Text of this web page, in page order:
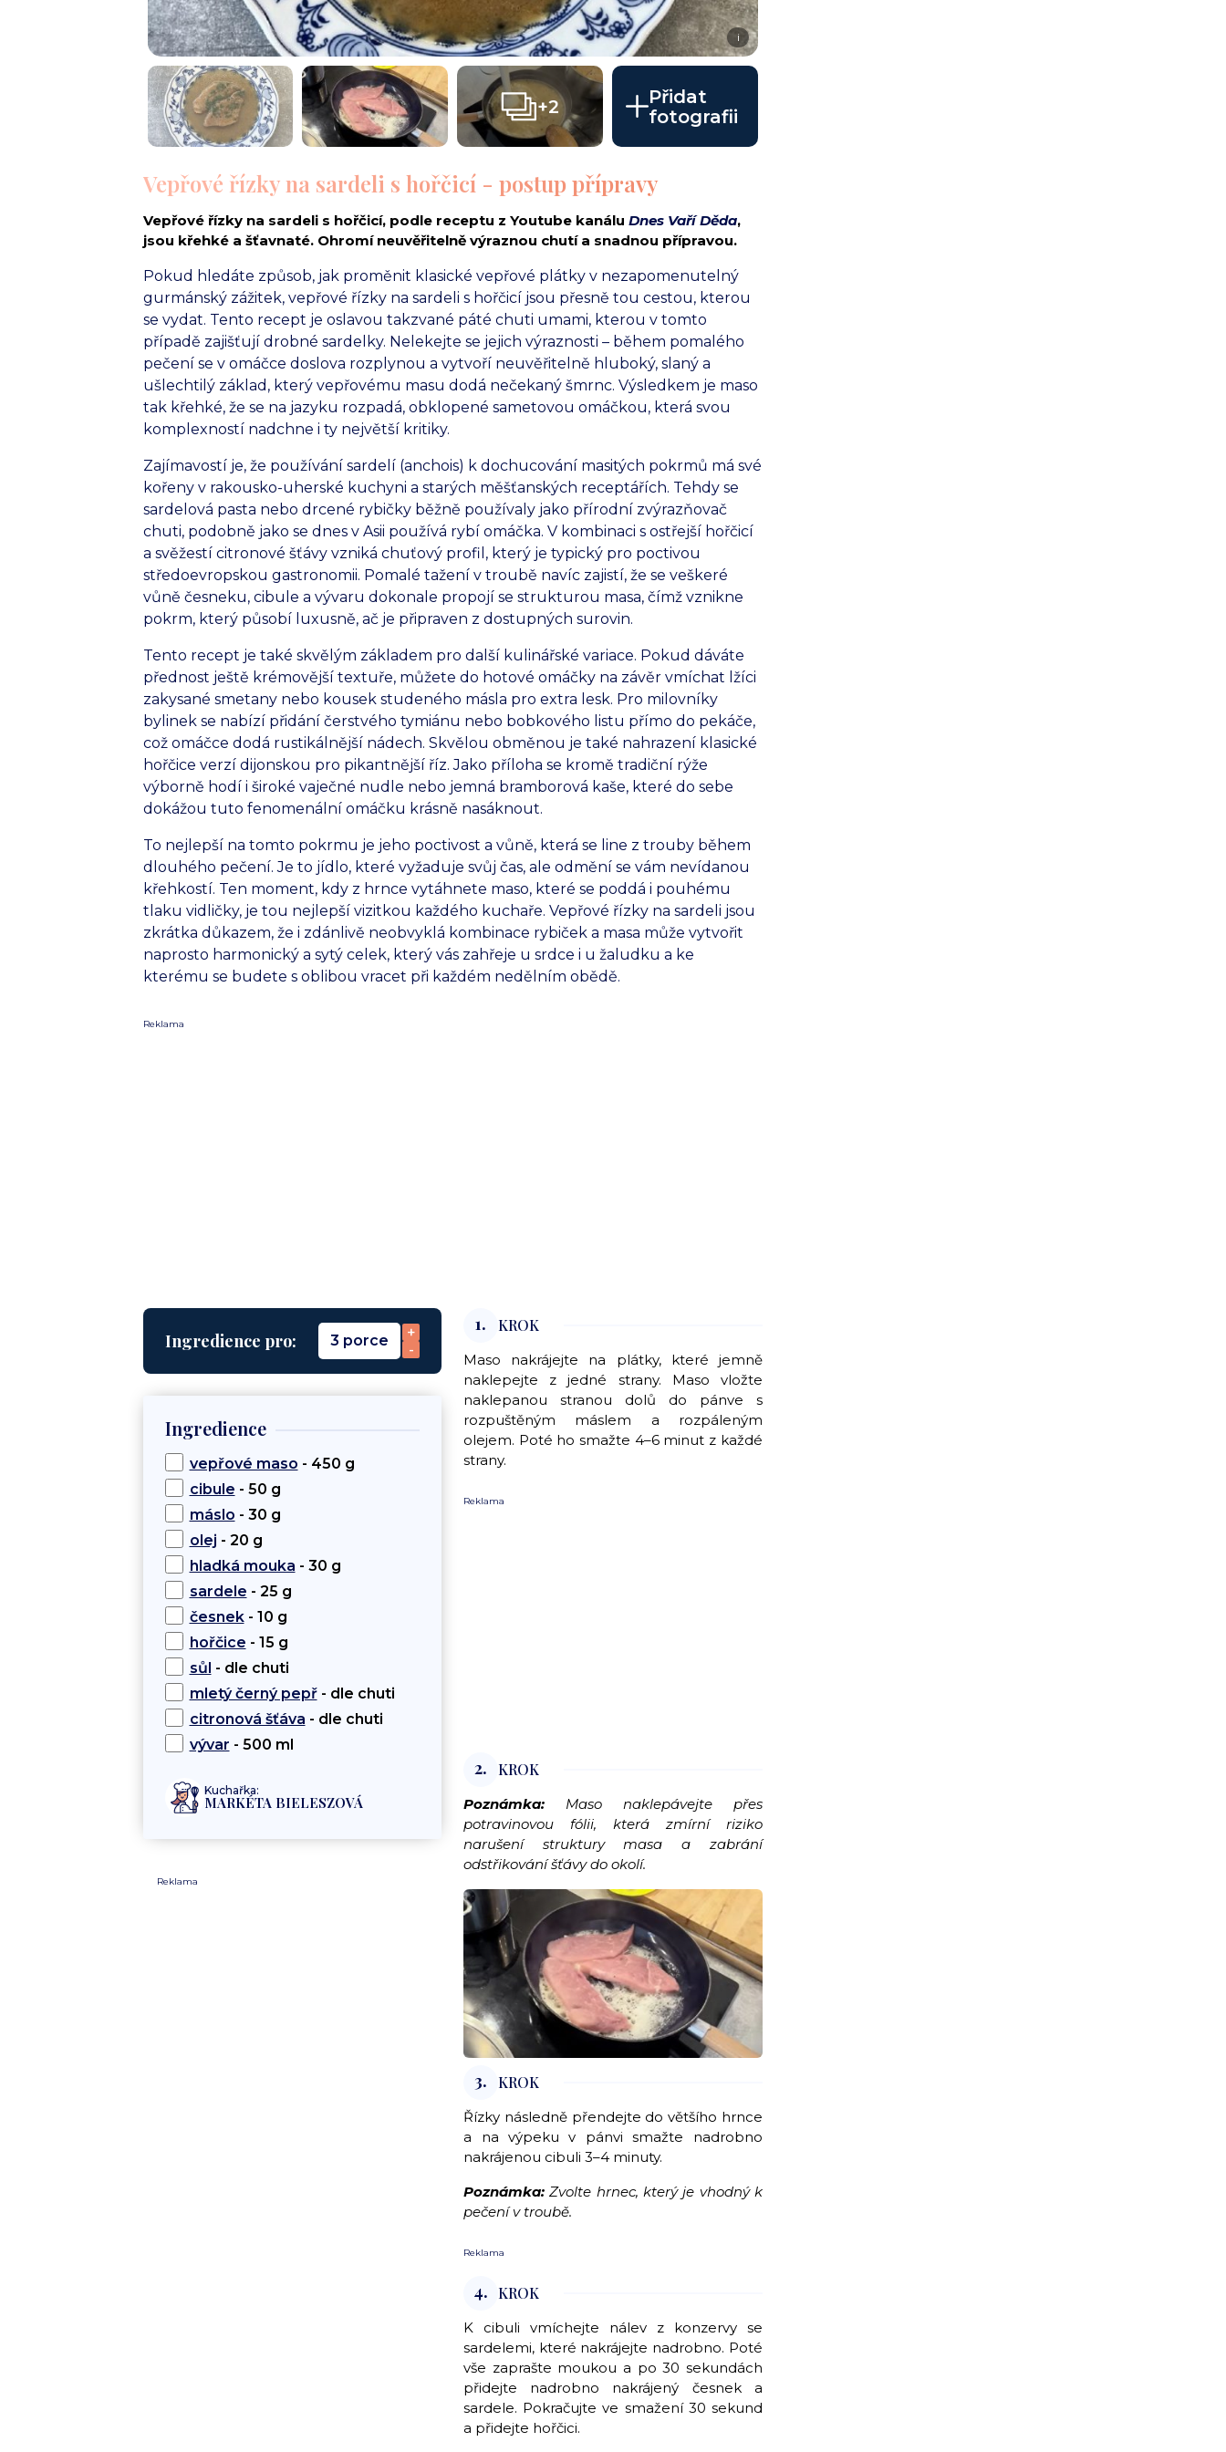
i
+2
Přidat
fotografii
Vepřové řízky na sardeli s hořčicí - postup přípravy
Vepřové řízky na sardeli s hořčicí, podle receptu z Youtube kanálu Dnes Vaří Děda,
jsou křehké a šťavnaté. Ohromí neuvěřitelně výraznou chutí a snadnou přípravou.
Pokud hledáte způsob, jak proměnit klasické vepřové plátky v nezapomenutelný
gurmánský zážitek, vepřové řízky na sardeli s hořčicí jsou přesně tou cestou, kterou
se vydat. Tento recept je oslavou takzvané páté chuti umami, kterou v tomto
případě zajišťují drobné sardelky. Nelekejte se jejich výraznosti – během pomalého
pečení se v omáčce doslova rozplynou a vytvoří neuvěřitelně hluboký, slaný a
ušlechtilý základ, který vepřovému masu dodá nečekaný šmrnc. Výsledkem je maso
tak křehké, že se na jazyku rozpadá, obklopené sametovou omáčkou, která svou
komplexností nadchne i ty největší kritiky.
Zajímavostí je, že používání sardelí (anchois) k dochucování masitých pokrmů má své
kořeny v rakousko-uherské kuchyni a starých měšťanských receptářích. Tehdy se
sardelová pasta nebo drcené rybičky běžně používaly jako přírodní zvýrazňovač
chuti, podobně jako se dnes v Asii používá rybí omáčka. V kombinaci s ostřejší hořčicí
a svěžestí citronové šťávy vzniká chuťový profil, který je typický pro poctivou
středoevropskou gastronomii. Pomalé tažení v troubě navíc zajistí, že se veškeré
vůně česneku, cibule a vývaru dokonale propojí se strukturou masa, čímž vznikne
pokrm, který působí luxusně, ač je připraven z dostupných surovin.
Tento recept je také skvělým základem pro další kulinářské variace. Pokud dáváte
přednost ještě krémovější textuře, můžete do hotové omáčky na závěr vmíchat lžíci
zakysané smetany nebo kousek studeného másla pro extra lesk. Pro milovníky
bylinek se nabízí přidání čerstvého tymiánu nebo bobkového listu přímo do pekáče,
což omáčce dodá rustikálnější nádech. Skvělou obměnou je také nahrazení klasické
hořčice verzí dijonskou pro pikantnější říz. Jako příloha se kromě tradiční rýže
výborně hodí i široké vaječné nudle nebo jemná bramborová kaše, které do sebe
dokážou tuto fenomenální omáčku krásně nasáknout.
To nejlepší na tomto pokrmu je jeho poctivost a vůně, která se line z trouby během
dlouhého pečení. Je to jídlo, které vyžaduje svůj čas, ale odmění se vám nevídanou
křehkostí. Ten moment, kdy z hrnce vytáhnete maso, které se poddá i pouhému
tlaku vidličky, je tou nejlepší vizitkou každého kuchaře. Vepřové řízky na sardeli jsou
zkrátka důkazem, že i zdánlivě neobvyklá kombinace rybiček a masa může vytvořit
naprosto harmonický a sytý celek, který vás zahřeje u srdce i u žaludku a ke
kterému se budete s oblibou vracet při každém nedělním obědě.
Reklama
Ingredience pro: 3 porce
+
-
Ingredience
vepřové maso - 450 g
cibule - 50 g
máslo - 30 g
olej - 20 g
hladká mouka - 30 g
sardele - 25 g
česnek- 10 g
hořčice - 15 g
sůl - dle chuti
mletý černý pepř- dle chuti
citronová šťáva - dle chuti
vývar - 500 ml
Kuchařka:
MARKÉTA BIELESZOVÁ
Reklama
1. KROK
Maso nakrájejte na plátky, které jemně
naklepejte z jedné strany. Maso vložte
naklepanou stranou dolů do pánve s
rozpuštěným máslem a rozpáleným
olejem. Poté ho smažte 4–6 minut z každé
strany.
Reklama
2. KROK
Poznámka: Maso naklepávejte přes
potravinovou fólii, která zmírní riziko
narušení struktury masa a zabrání
odstřikování šťávy do okolí.
3. KROK
Řízky následně přendejte do většího hrnce
a na výpeku v pánvi smažte nadrobno
nakrájenou cibuli 3–4 minuty.
Poznámka:Zvolte hrnec, který je vhodný k
pečení v troubě.
Reklama
4. KROK
K cibuli vmíchejte nálev z konzervy se
sardelemi, které nakrájejte nadrobno. Poté
vše zaprašte moukou a po 30 sekundách
přidejte nadrobno nakrájený česnek a
sardele. Pokračujte ve smažení 30 sekund
a přidejte hořčici.